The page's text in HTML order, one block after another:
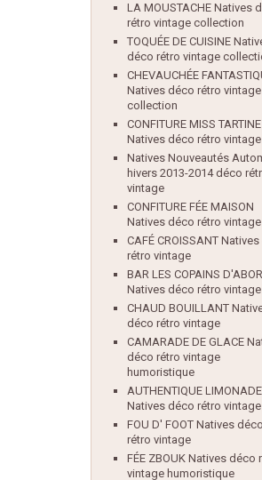
LA MOUSTACHE Natives
rétro vintage collection
TOQUÉE DE CUISINE
déco rétro vintage
CHEVAUCHÉE
Natives déco rétro vintage
collection
CONFITURE MISS TARTINE
Natives déco rétro vintage
Natives Nouveautés
hivers 2013-2014 déco
vintage
CONFITURE FÉE MAISON
Natives déco rétro vintage
CAFÉ CROISSANT
rétro vintage
BAR LES COPAINS
Natives déco rétro vintage
CHAUD BOUILLANT
déco rétro vintage
CAMARADE DE GLACE
déco rétro vintage
humoristique
AUTHENTIQUE LIMONADE
Natives déco rétro vintage
FOU D' FOOT Natives déco
rétro vintage
FÉE ZBOUK Natives déco
vintage humoristique